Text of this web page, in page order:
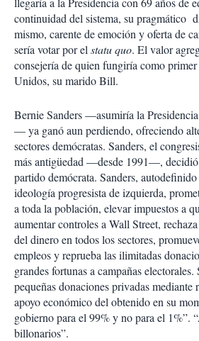
continuidad del sistema, su pragmático
mismo, carente de emoción y oferta de
sería votar por el statu quo. El valor
consejería de quien fungiría como
Unidos, su marido Bill.
Bernie Sanders —asumiría la
— ya ganó aun perdiendo, ofreciendo
sectores demócratas. Sanders, el
más antigüedad —desde 1991—, decidió
partido demócrata. Sanders,
ideología progresista de izquierda,
a toda la población, elevar impuestos a
aumentar controles a Wall Street,
del dinero en todos los sectores,
empleos y reprueba las ilimitadas
grandes fortunas a campañas
pequeñas donaciones privadas mediante
apoyo económico del obtenido en su
gobierno para el 99% y no para el 1%”.
billonarios”.